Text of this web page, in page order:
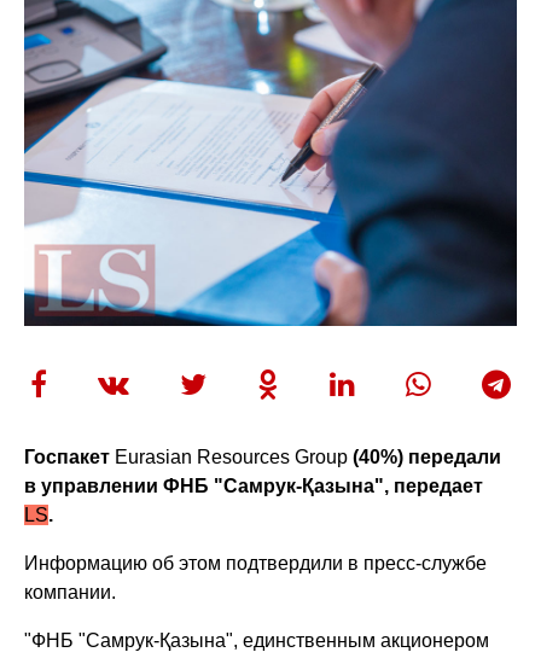
Госпакет Eurasian Resources Group (40%) передали
в управлении ФНБ "Самрук-Қазына", передает
LS.
Информацию об этом подтвердили в пресс-службе
компании.
"ФНБ "Самрук-Қазына", единственным акционером